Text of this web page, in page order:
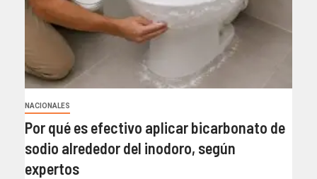
NACIONALES
Por qué es efectivo aplicar bicarbonato de
sodio alrededor del inodoro, según
expertos